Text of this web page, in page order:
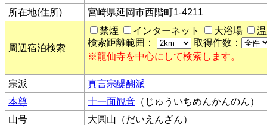
所在地(住所)
宮崎県延岡市西階町1-4211
周辺宿泊検索
禁煙 インターネット 大浴場
検索距離範囲：
取得件数：
※龍仙寺を中心にして検索します。
宗派
真言宗醍醐派
本尊
十一面観音 （じゅういちめんかんのん）
山号
大圓山（だいえんざん）